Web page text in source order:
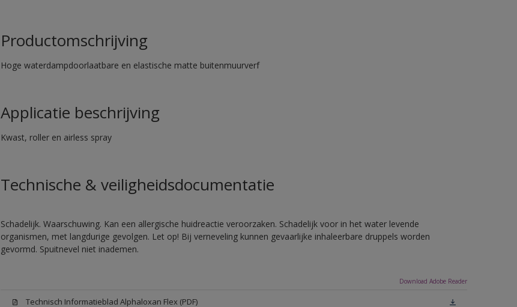
Productomschrijving
Hoge waterdampdoorlaatbare en elastische matte buitenmuurverf
Applicatie beschrijving
Kwast, roller en airless spray
Technische & veiligheidsdocumentatie
Schadelijk. Waarschuwing. Kan een allergische huidreactie veroorzaken. Schadelijk voor in het water levende
organismen, met langdurige gevolgen. Let op! Bij verneveling kunnen gevaarlijke inhaleerbare druppels worden
gevormd. Spuitnevel niet inademen.
Download Adobe Reader
Technisch Informatieblad Alphaloxan Flex (PDF)